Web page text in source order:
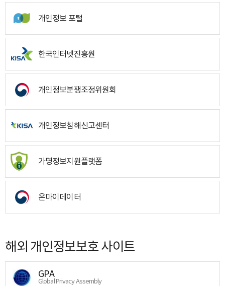
개인정보 포털
한국인터넷진흥원
개인정보분쟁조정위원회
개인정보침해신고센터
가명정보지원플랫폼
온마이데이터
해외 개인정보보호 사이트
GPA
Global Privacy Assembly